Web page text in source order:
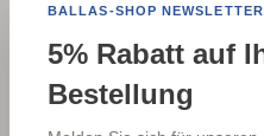
BALLAS-SHOP NEWSLETTER
5% Rabatt auf
Bestellung